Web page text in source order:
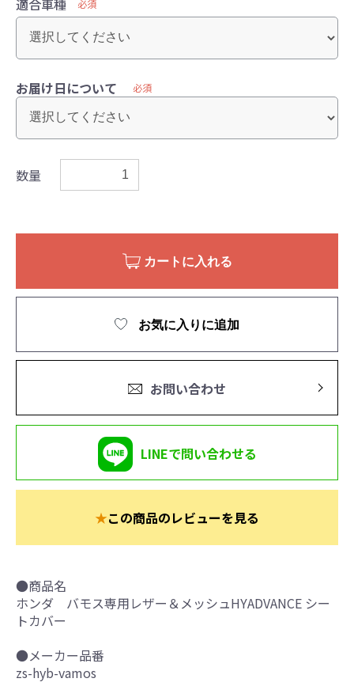
必須
お届け日について 必須
数量
カートに入れる
お気に入りに追加
お問い合わせ
LINEで問い合わせる
★この商品のレビューを見る
●商品名
ホンダ バモス専用レザー＆メッシュHYADVANCE シー
トカバー
●メーカー品番
zs-hyb-vamos